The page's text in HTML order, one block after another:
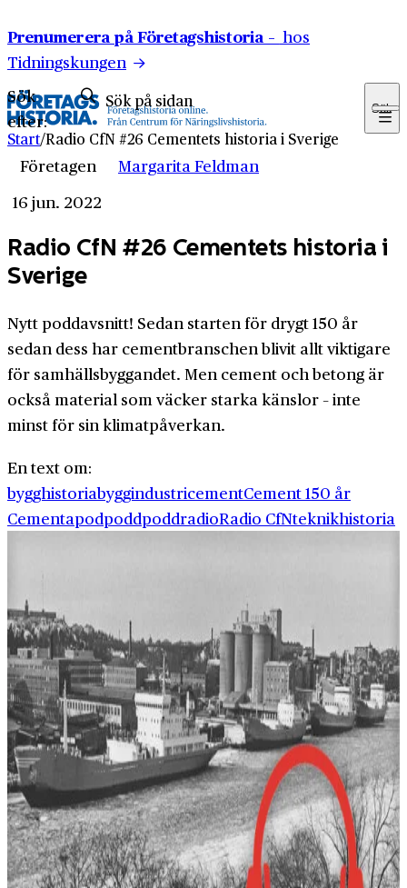
Prenumerera på Företagshistoria – hos
Tidningskungen
Sök
efter:
Sök
Start/Radio CfN #26 Cementets historia i Sverige
Företagen
Margarita Feldman
16 jun. 2022
Radio CfN #26 Cementets historia i
Sverige
Nytt poddavsnitt! Sedan starten för drygt 150 år
sedan dess har cementbranschen blivit allt viktigare
för samhällsbyggandet. Men cement och betong är
också material som väcker starka känslor – inte
minst för sin klimatpåverkan.
En text om:
bygghistoriabyggindustricementCement 150 år
CementapodpoddpoddradioRadio CfNteknikhistoria